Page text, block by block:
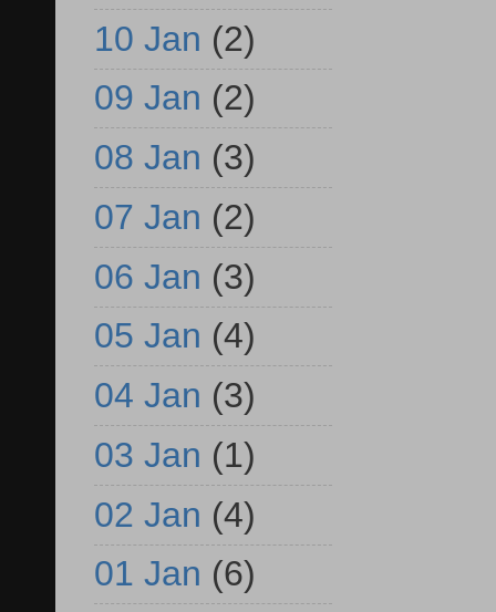
10 Jan (2)
09 Jan (2)
08 Jan (3)
07 Jan (2)
06 Jan (3)
05 Jan (4)
04 Jan (3)
03 Jan (1)
02 Jan (4)
01 Jan (6)